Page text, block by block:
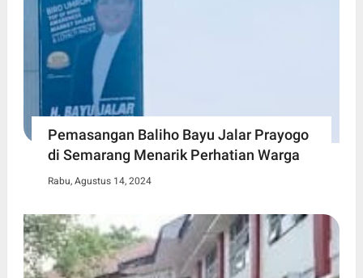
Pemasangan Baliho Bayu Jalar Prayogo
di Semarang Menarik Perhatian Warga
Rabu, Agustus 14, 2024